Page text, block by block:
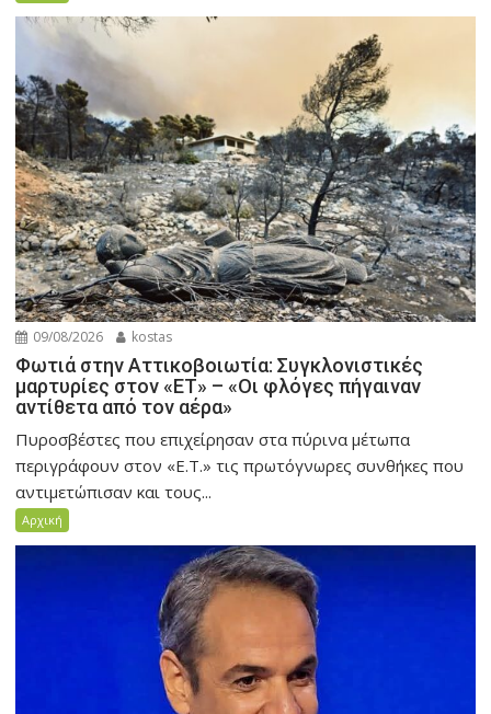
09/08/2026 kostas
Φωτιά στην Αττικοβοιωτία: Συγκλονιστικές
μαρτυρίες στον «ΕΤ» – «Οι φλόγες πήγαιναν
αντίθετα από τον αέρα»
Πυροσβέστες που επιχείρησαν στα πύρινα μέτωπα
περιγράφουν στον «Ε.Τ.» τις πρωτόγνωρες συνθήκες που
αντιμετώπισαν και τους...
Αρχική